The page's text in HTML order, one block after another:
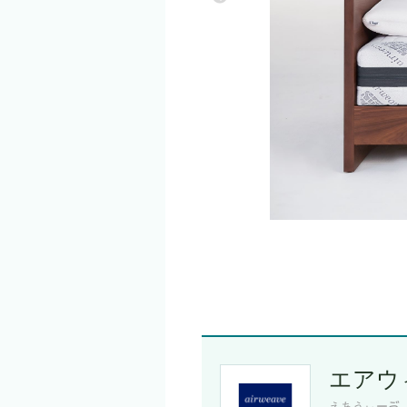
エアウ